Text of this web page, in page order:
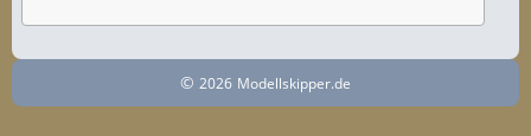
© 2026 Modellskipper.de